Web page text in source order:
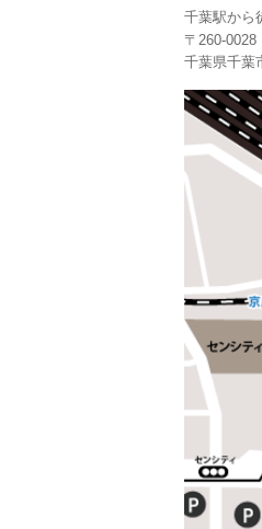
千葉駅から
〒260-0028
千葉県千葉